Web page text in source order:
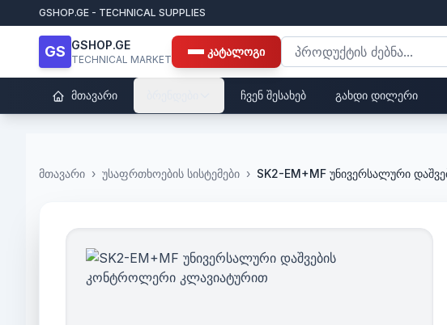
GSHOP.GE - TECHNICAL SUPPLIES
GS GSHOP.GE
TECHNICAL MARKET
კატალოგი
მთავარი ჩვენ შესახებ გახდი დილერი
მთავარი › უსაფრთხოების სისტემები ›